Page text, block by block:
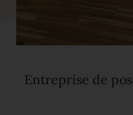
Couleurs
Entreprise de